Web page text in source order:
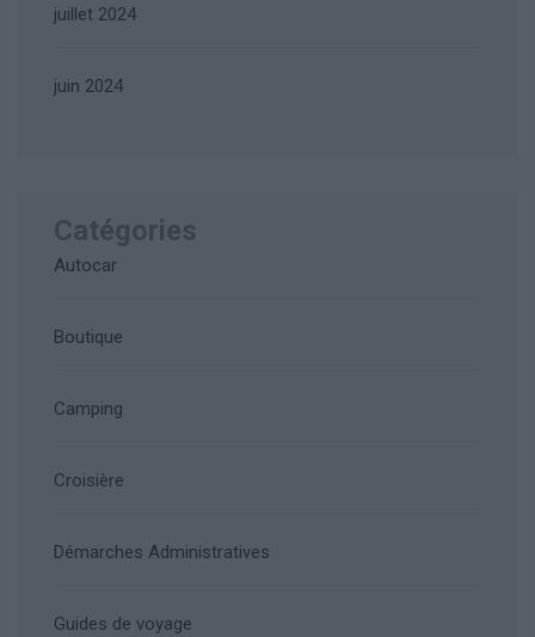
juillet 2024
juin 2024
Catégories
Autocar
Boutique
Camping
Croisière
Démarches Administratives
Guides de voyage